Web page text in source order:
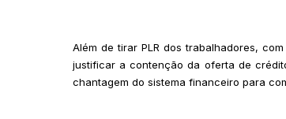
Além de tirar PLR dos trabalhadores,
justificar a contenção da oferta de
chantagem do sistema financeiro para